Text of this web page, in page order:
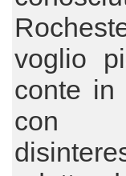
voglio
conte in
con